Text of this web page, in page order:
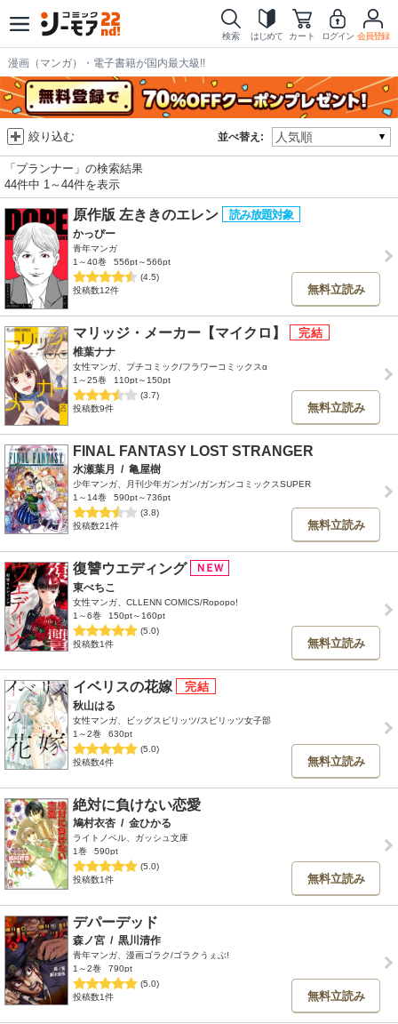
検索 はじめて カート ログイン 会員登録
漫画（マンガ）・電子書籍が国内最大級!!
並べ替え:
絞り込む
「プランナー」の検索結果
44件中 1～44件を表示
原作版 左ききのエレン
かっぴー
青年マンガ
1～40巻
556pt～566pt
(4.5)
投稿数12件
無料立読み
マリッジ・メーカー【マイクロ】
椎葉ナナ
女性マンガ、プチコミック/フラワーコミックスα
1～25巻
110pt～150pt
(3.7)
投稿数9件
無料立読み
FINAL FANTASY LOST STRANGER
水瀬葉月 / 亀屋樹
少年マンガ、月刊少年ガンガン/ガンガンコミックスSUPER
1～14巻
590pt～736pt
(3.8)
投稿数21件
無料立読み
復讐ウエディング
東ぺちこ
女性マンガ、CLLENN COMICS/Ropopo!
1～6巻
150pt～160pt
(5.0)
投稿数1件
無料立読み
イベリスの花嫁
秋山はる
女性マンガ、ビッグスピリッツ/スピリッツ女子部
1～2巻
630pt
(5.0)
投稿数4件
無料立読み
絶対に負けない恋愛
鳩村衣杏 / 金ひかる
ライトノベル、ガッシュ文庫
1巻
590pt
(5.0)
投稿数1件
無料立読み
デパーデッド
森ノ宮 / 黒川清作
青年マンガ、漫画ゴラク/ゴラクうぇぶ!
1～2巻
790pt
(5.0)
投稿数1件
無料立読み